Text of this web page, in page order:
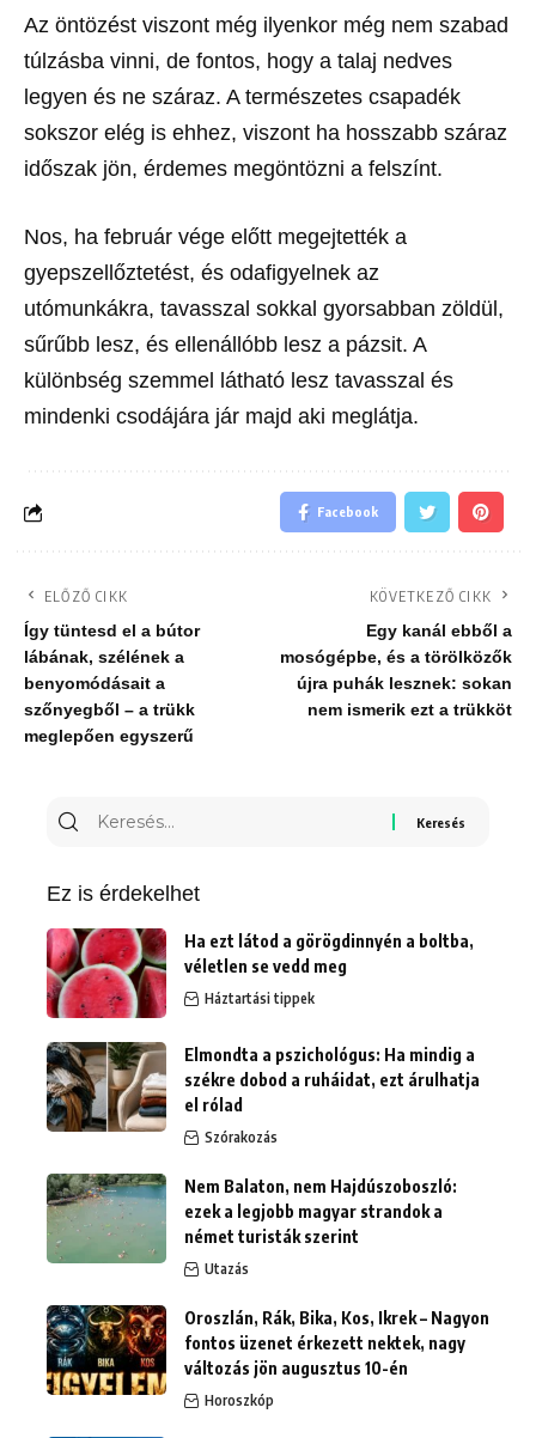
Az öntözést viszont még ilyenkor még nem szabad
túlzásba vinni, de fontos, hogy a talaj nedves
legyen és ne száraz. A természetes csapadék
sokszor elég is ehhez, viszont ha hosszabb száraz
időszak jön, érdemes megöntözni a felszínt.
Nos, ha február vége előtt megejtették a
gyepszellőztetést, és odafigyelnek az
utómunkákra, tavasszal sokkal gyorsabban zöldül,
sűrűbb lesz, és ellenállóbb lesz a pázsit. A
különbség szemmel látható lesz tavasszal és
mindenki csodájára jár majd aki meglátja.
Facebook
ELŐZŐ CIKK
Így tüntesd el a bútor
lábának, szélének a
benyomódásait a
szőnyegből – a trükk
meglepően egyszerű
KÖVETKEZŐ CIKK
Egy kanál ebből a
mosógépbe, és a törölközők
újra puhák lesznek: sokan
nem ismerik ezt a trükköt
Keresés
Ez is érdekelhet
Ha ezt látod a görögdinnyén a boltba,
véletlen se vedd meg
Háztartási tippek
Elmondta a pszichológus: Ha mindig a
székre dobod a ruháidat, ezt árulhatja
el rólad
Szórakozás
Nem Balaton, nem Hajdúszoboszló:
ezek a legjobb magyar strandok a
német turisták szerint
Utazás
Oroszlán, Rák, Bika, Kos, Ikrek – Nagyon
fontos üzenet érkezett nektek, nagy
változás jön augusztus 10-én
Horoszkóp